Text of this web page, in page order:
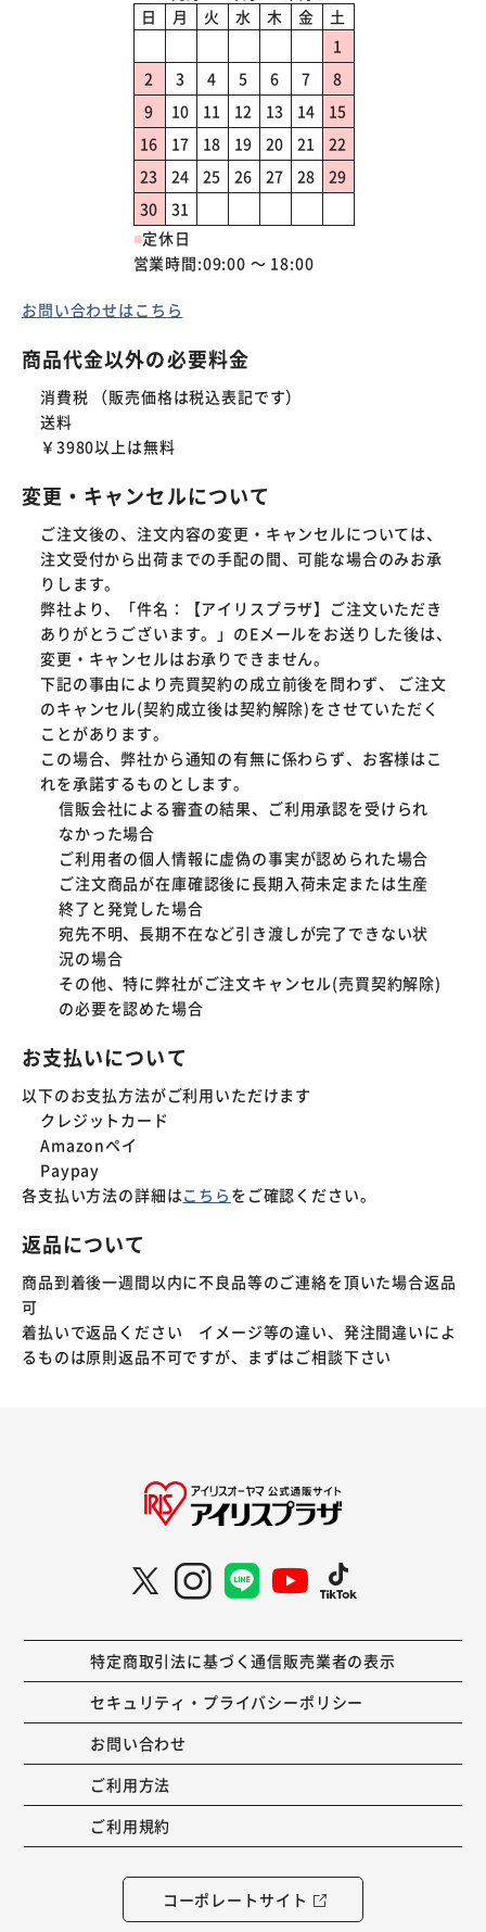
日 月 火 水 木 金
土
1
2
3 4 5 6 7
8
9
10 11 12 13 14
15
16
17 18 19 20 21
22
23
24 25 26 27 28
29
30
31
■定休日
営業時間:09:00 ～ 18:00
お問い合わせはこちら
商品代金以外の必要料金
消費税 （販売価格は税込表記です）
送料
￥3980以上は無料
変更・キャンセルについて
ご注文後の、注文内容の変更・キャンセルについては、
注文受付から出荷までの手配の間、可能な場合のみお承
りします。
弊社より、「件名：【アイリスプラザ】ご注文いただき
ありがとうございます。」のEメールをお送りした後は、
変更・キャンセルはお承りできません。
下記の事由により売買契約の成立前後を問わず、 ご注文
のキャンセル(契約成立後は契約解除)をさせていただく
ことがあります。
この場合、弊社から通知の有無に係わらず、お客様はこ
れを承諾するものとします。
信販会社による審査の結果、ご利用承認を受けられ
なかった場合
ご利用者の個人情報に虚偽の事実が認められた場合
ご注文商品が在庫確認後に長期入荷未定または生産
終了と発覚した場合
宛先不明、長期不在など引き渡しが完了できない状
況の場合
その他、特に弊社がご注文キャンセル(売買契約解除)
の必要を認めた場合
お支払いについて
以下のお支払方法がご利用いただけます
クレジットカード
Amazonペイ
Paypay
各支払い方法の詳細はこちら をご確認ください。
返品について
商品到着後一週間以内に不良品等のご連絡を頂いた場合返品
可
着払いで返品ください イメージ等の違い、発注間違いによ
るものは原則返品不可ですが、まずはご相談下さい
特定商取引法に基づく通信販売業者の表示
セキュリティ・プライバシーポリシー
お問い合わせ
ご利用方法
ご利用規約
コーポレートサイト